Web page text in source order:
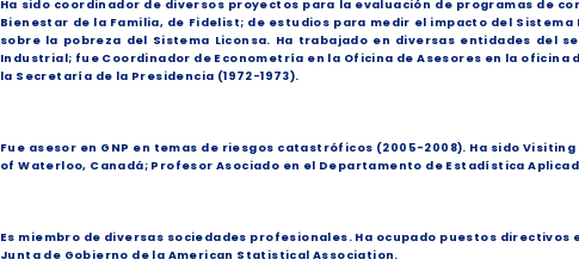
Ha sido coordinador de diversos proyectos para la evaluación de programas de
Bienestar de la Familia, de Fidelist; de estudios para medir el impacto del
sobre la pobreza del Sistema Liconsa. Ha trabajado en diversas entidades del
Industrial; fue Coordinador de Econometría en la Oficina de Asesores en la oficina
la Secretaría de la Presidencia (1972-1973).
Fue asesor en GNP en temas de riesgos catastróficos (2005-2008). Ha sido
of Waterloo, Canadá; Profesor Asociado en el Departamento de Estadística
Es miembro de diversas sociedades profesionales. Ha ocupado puestos
Junta de Gobierno de la American Statistical Association.